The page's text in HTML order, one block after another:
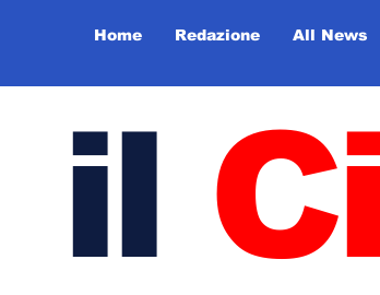
Home Redazione All News
il